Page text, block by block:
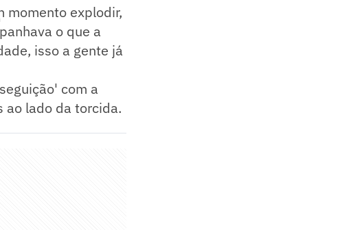
momento explodir,
o que a
isso a gente já
com a
ao lado da torcida.